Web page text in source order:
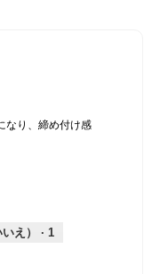
なり、締め付け感
え） · 1